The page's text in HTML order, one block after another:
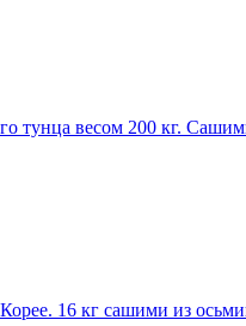
тунца весом 200 кг.
16 кг сашими из